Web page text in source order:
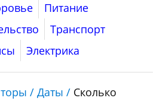
Питание
Транспорт
Электрика
/Даты / Сколько